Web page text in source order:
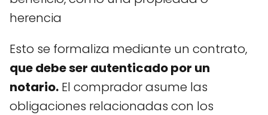
herencia
Esto se formaliza mediante un contrato,
que debe ser autenticado por un
notario. El comprador asume las
obligaciones relacionadas con los